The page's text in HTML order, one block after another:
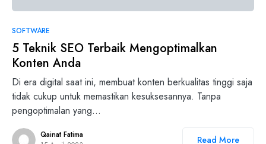
SOFTWARE
5 Teknik SEO Terbaik Mengoptimalkan
Konten Anda
Di era digital saat ini, membuat konten berkualitas tinggi saja
tidak cukup untuk memastikan kesuksesannya. Tanpa
pengoptimalan yang…
Qainat Fatima
Read More